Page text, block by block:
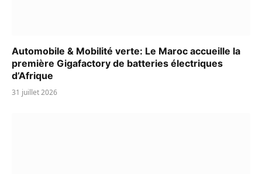
Automobile & Mobilité verte: Le Maroc accueille la
première Gigafactory de batteries électriques
d’Afrique
31 juillet 2026